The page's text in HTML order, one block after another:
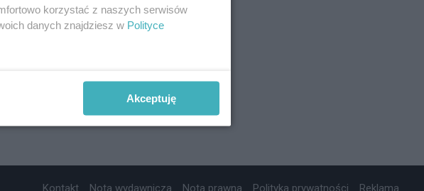
Kontakt Nota wydawnicza Nota prawna Polityka prywatności Reklama
korzystać z naszych serwisów
danych znajdziesz w Polityce
Akceptuję